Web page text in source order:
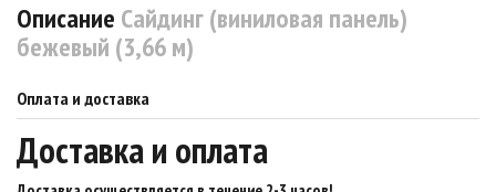
Описание Сайдинг (виниловая панель)
бежевый (3,66 м)
Оплата и доставка
Доставка и оплата